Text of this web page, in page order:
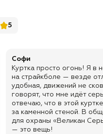
5
Софи
Куртка просто огонь! Я в
на страйкболе — везде
удобная, движений не
говорят, что мне идёт
отвечаю, что в этой
за каменной стеной. В
для охраны «Великан
— это вещь!